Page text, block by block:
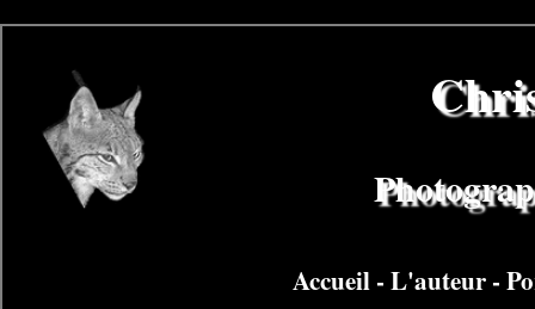
Accueil-L'auteur-